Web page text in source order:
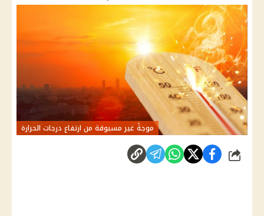
موجةً غير مسبوقة من ارتفاع درجات الحرارة
شارك